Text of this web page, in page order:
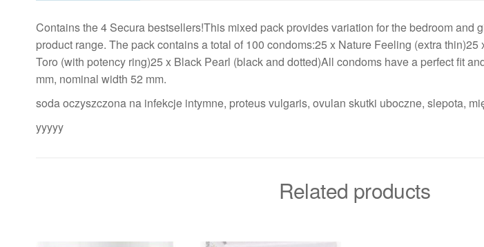
Contains the 4 Secura bestsellers!This mixed pack provides variation for the bedroom and
product range. The pack contains a total of 100 condoms:25 x Nature Feeling (extra
Toro (with potency ring)25 x Black Pearl (black and dotted)All condoms have a perfect fit
mm, nominal width 52 mm.
soda oczyszczona na infekcje intymne, proteus vulgaris, ovulan skutki uboczne, slepota,
yyyyy
Related products